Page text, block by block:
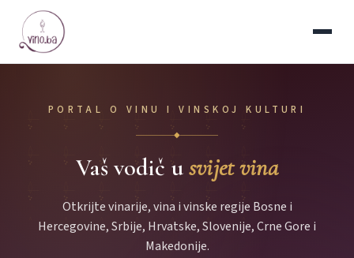
PORTAL O VINU I VINSKOJ KULTURI
◆
Vaš vodič usvijet vina
Otkrijte vinarije, vina i vinske regije Bosne i
Hercegovine, Srbije, Hrvatske, Slovenije, Crne Gore i
Makedonije.